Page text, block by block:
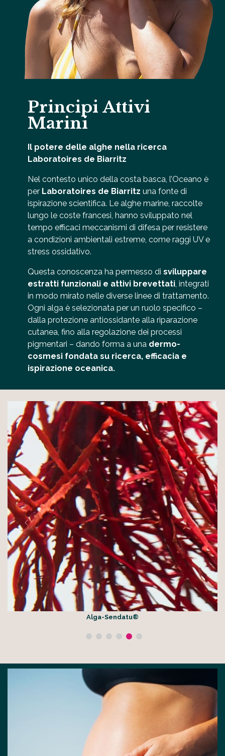
Principi Attivi
Marini
Il potere delle alghe nella ricerca
Laboratoires de Biarritz
Nel contesto unico della costa basca, l’Oceano è
per Laboratoires de Biarritz una fonte di
ispirazione scientifica. Le alghe marine, raccolte
lungo le coste francesi, hanno sviluppato nel
tempo efficaci meccanismi di difesa per resistere
a condizioni ambientali estreme, come raggi UV e
stress ossidativo.
Questa conoscenza ha permesso di sviluppare
estratti funzionali e attivi brevettati, integrati
in modo mirato nelle diverse linee di trattamento.
Ogni alga è selezionata per un ruolo specifico –
dalla protezione antiossidante alla riparazione
cutanea, fino alla regolazione dei processi
pigmentari – dando forma a una dermo-
cosmesi fondata su ricerca, efficacia e
ispirazione oceanica.